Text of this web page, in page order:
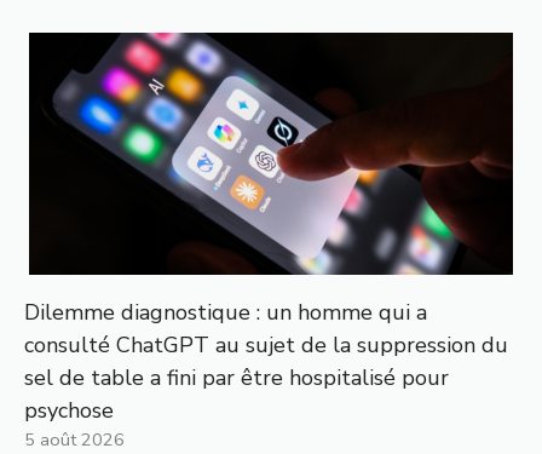
Dilemme diagnostique : un homme qui a
consulté ChatGPT au sujet de la suppression du
sel de table a fini par être hospitalisé pour
psychose
5 août 2026